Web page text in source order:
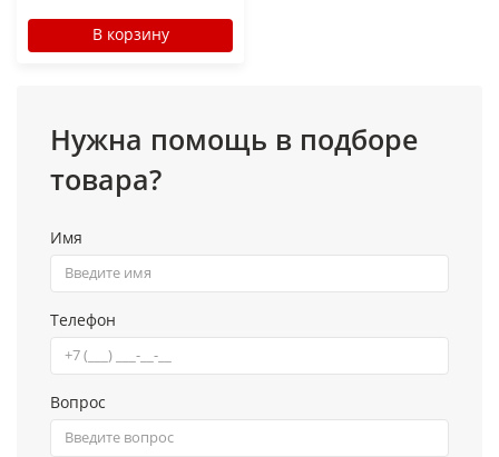
В корзину
Нужна помощь в подборе
товара?
Имя
Телефон
Вопрос